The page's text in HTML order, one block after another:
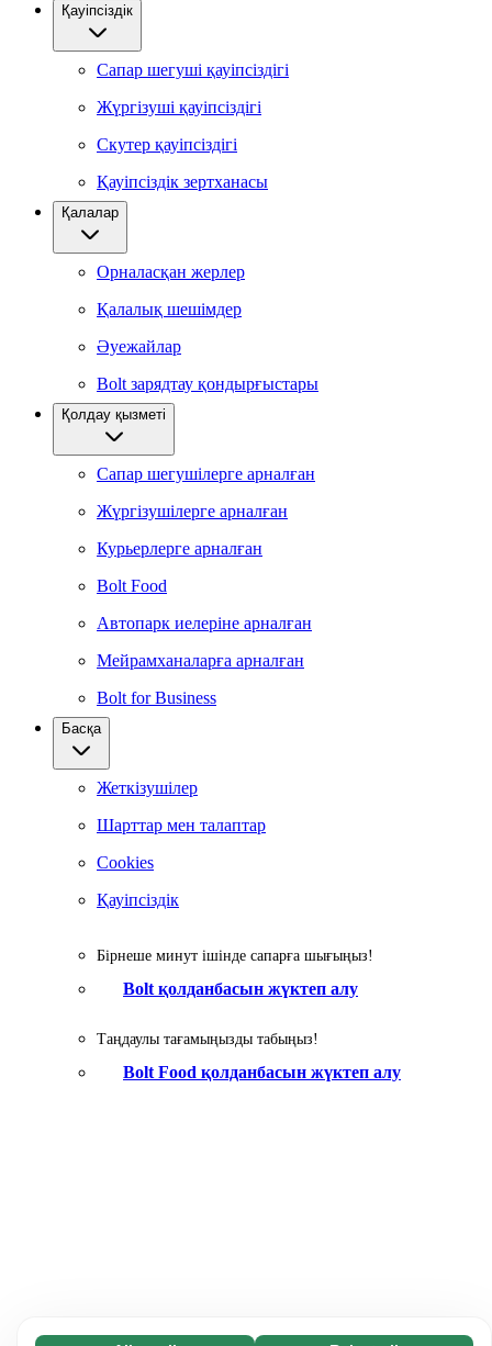
Қауіпсіздік
Сапар шегуші қауіпсіздігі
Жүргізуші қауіпсіздігі
Скутер қауіпсіздігі
Қауіпсіздік зертханасы
Қалалар
Орналасқан жерлер
Қалалық шешімдер
Әуежайлар
Bolt зарядтау қондырғыстары
Қолдау қызметі
Сапар шегушілерге арналған
Жүргізушілерге арналған
Курьерлерге арналған
Bolt Food
Автопарк иелеріне арналған
Мейрамханаларға арналған
Bolt for Business
Басқа
Жеткізушілер
Шарттар мен талаптар
Cookies
Қауіпсіздік
Бірнеше минут ішінде сапарға шығыңыз!
Bolt қолданбасын жүктеп алу
Таңдаулы тағамыңызды табыңыз!
Bolt Food қолданбасын жүктеп алу